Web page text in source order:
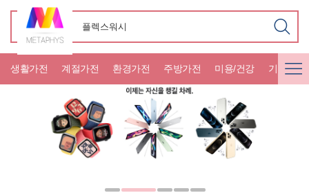
생활가전 계절가전 환경가전 주방가전 미용/건강 기타가전